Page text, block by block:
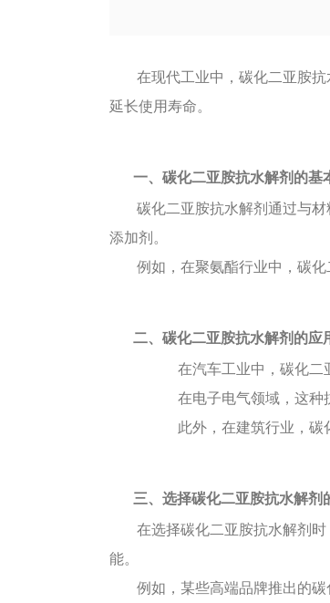
在现代工业中，碳化二亚胺
延长使用寿命。
一、碳化二亚胺抗水解剂的基
碳化二亚胺抗水解剂通过与
添加剂。
例如，在聚氨酯行业中，碳
二、碳化二亚胺抗水解剂的应
在汽车工业中，碳化二
在电子电气领域，这种
此外，在建筑行业，碳
三、选择碳化二亚胺抗水解剂
在选择碳化二亚胺抗水解剂
能。
例如，某些高端品牌推出的